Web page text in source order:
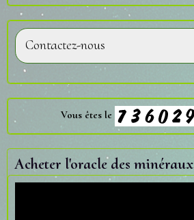
Contactez-nous
Vous êtes le
Acheter l'oracle des minéraux